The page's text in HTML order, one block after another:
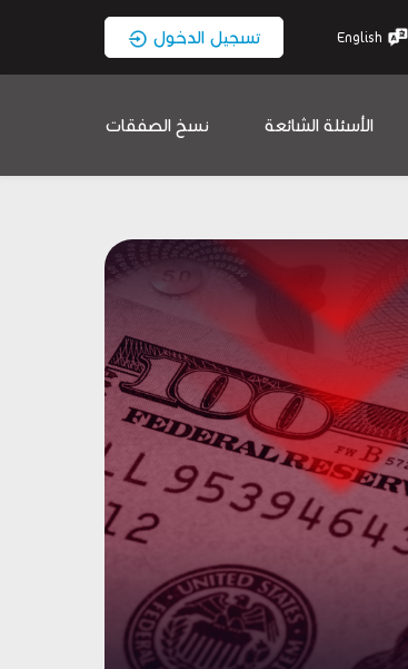
English تسجيل الدخول
الأسئلة الشائعة نسخ الصفقات